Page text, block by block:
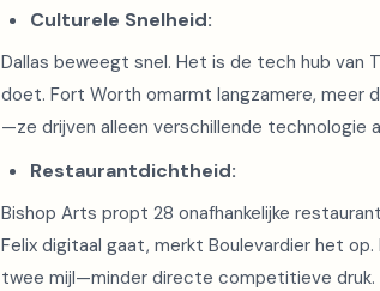
Culturele Snelheid:
Dallas beweegt snel. Het is de tech hub van
doet. Fort Worth omarmt langzamere, meer
—ze drijven alleen verschillende technologie
Restaurantdichtheid:
Bishop Arts propt 28 onafhankelijke
Felix digitaal gaat, merkt Boulevardier het
twee mijl—minder directe competitieve druk.